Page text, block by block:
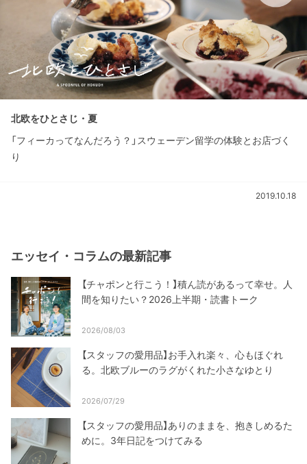
北欧をひとさじ・夏
「フィーカってなんだろう？」スウェーデン留学の体験とお店づく
り
2019.10.18
エッセイ・コラムの最新記事
【チャポンと行こう！】積ん読があるって幸せ。人
間を知りたい？2026上半期・読書トーク
2026/08/03
【スタッフの愛用品】お手入れ楽々、心もほぐれ
る。北欧ブルーのラグがくれた小さなゆとり
2026/07/29
【スタッフの愛用品】ありのままを、抱きしめるた
めに。3年日記をつけてみる